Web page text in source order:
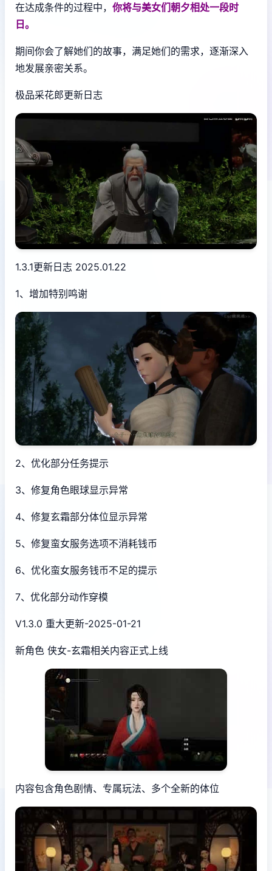
在达成条件的过程中， 你将与美女们朝夕相处一段时
日。
期间你会了解她们的故事，满足她们的需求，逐渐深入
地发展亲密关系。
极品采花郎更新日志
1.3.1更新日志 2025.01.22
1、增加特别鸣谢
2、优化部分任务提示
3、修复角色眼球显示异常
4、修复玄霜部分体位显示异常
5、修复蛮女服务选项不消耗钱币
6、优化蛮女服务钱币不足的提示
7、优化部分动作穿模
V1.3.0 重大更新-2025-01-21
新角色 侠女-玄霜相关内容正式上线
内容包含角色剧情、专属玩法、多个全新的体位